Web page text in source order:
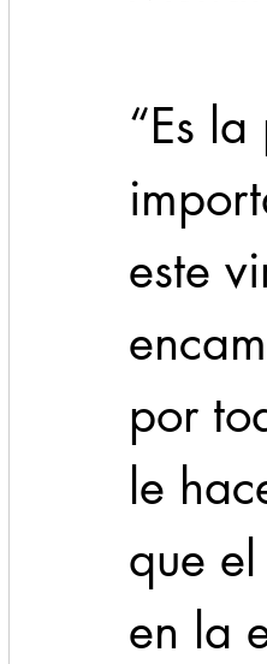
“Es
este
por
le
que
en la